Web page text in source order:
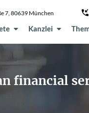
7, 80639 München
Kanzlei
financial